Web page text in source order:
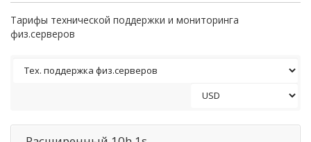
Тарифы технической поддержки и мониторинга
физ.серверов